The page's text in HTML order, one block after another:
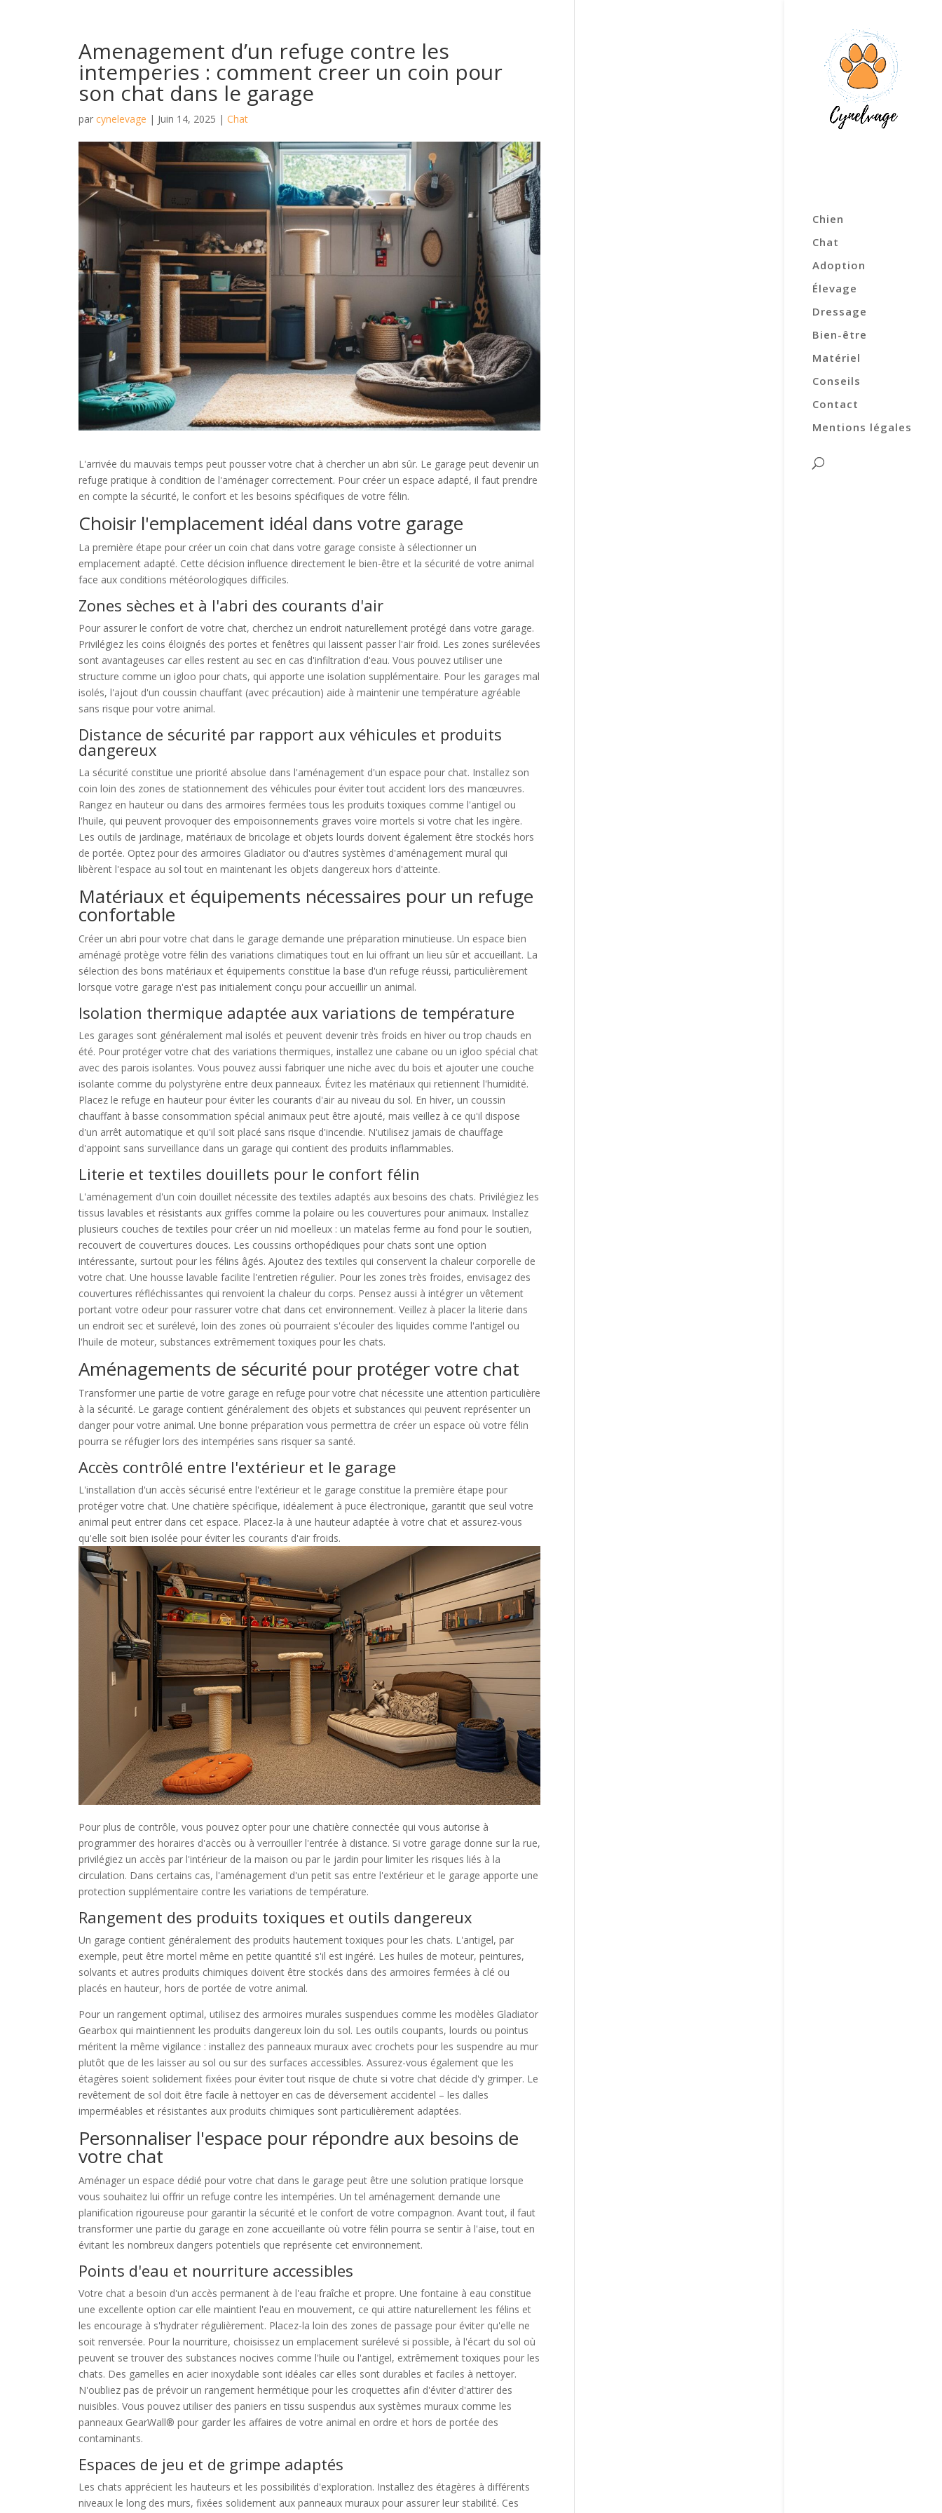
Chien
Chat
Adoption
Élevage
Dressage
Bien-être
Matériel
Conseils
Contact
Mentions légales
Amenagement d’un refuge contre les
intemperies : comment creer un coin pour
son chat dans le garage
par cynelevage | Juin 14, 2025 | Chat
L'arrivée du mauvais temps peut pousser votre chat à chercher un abri sûr. Le garage peut devenir un
refuge pratique à condition de l'aménager correctement. Pour créer un espace adapté, il faut prendre
en compte la sécurité, le confort et les besoins spécifiques de votre félin.
Choisir l'emplacement idéal dans votre garage
La première étape pour créer un coin chat dans votre garage consiste à sélectionner un
emplacement adapté. Cette décision influence directement le bien-être et la sécurité de votre animal
face aux conditions météorologiques difficiles.
Zones sèches et à l'abri des courants d'air
Pour assurer le confort de votre chat, cherchez un endroit naturellement protégé dans votre garage.
Privilégiez les coins éloignés des portes et fenêtres qui laissent passer l'air froid. Les zones surélevées
sont avantageuses car elles restent au sec en cas d'infiltration d'eau. Vous pouvez utiliser une
structure comme un igloo pour chats, qui apporte une isolation supplémentaire. Pour les garages mal
isolés, l'ajout d'un coussin chauffant (avec précaution) aide à maintenir une température agréable
sans risque pour votre animal.
Distance de sécurité par rapport aux véhicules et produits
dangereux
La sécurité constitue une priorité absolue dans l'aménagement d'un espace pour chat. Installez son
coin loin des zones de stationnement des véhicules pour éviter tout accident lors des manœuvres.
Rangez en hauteur ou dans des armoires fermées tous les produits toxiques comme l'antigel ou
l'huile, qui peuvent provoquer des empoisonnements graves voire mortels si votre chat les ingère.
Les outils de jardinage, matériaux de bricolage et objets lourds doivent également être stockés hors
de portée. Optez pour des armoires Gladiator ou d'autres systèmes d'aménagement mural qui
libèrent l'espace au sol tout en maintenant les objets dangereux hors d'atteinte.
Matériaux et équipements nécessaires pour un refuge
confortable
Créer un abri pour votre chat dans le garage demande une préparation minutieuse. Un espace bien
aménagé protège votre félin des variations climatiques tout en lui offrant un lieu sûr et accueillant. La
sélection des bons matériaux et équipements constitue la base d'un refuge réussi, particulièrement
lorsque votre garage n'est pas initialement conçu pour accueillir un animal.
Isolation thermique adaptée aux variations de température
Les garages sont généralement mal isolés et peuvent devenir très froids en hiver ou trop chauds en
été. Pour protéger votre chat des variations thermiques, installez une cabane ou un igloo spécial chat
avec des parois isolantes. Vous pouvez aussi fabriquer une niche avec du bois et ajouter une couche
isolante comme du polystyrène entre deux panneaux. Évitez les matériaux qui retiennent l'humidité.
Placez le refuge en hauteur pour éviter les courants d'air au niveau du sol. En hiver, un coussin
chauffant à basse consommation spécial animaux peut être ajouté, mais veillez à ce qu'il dispose
d'un arrêt automatique et qu'il soit placé sans risque d'incendie. N'utilisez jamais de chauffage
d'appoint sans surveillance dans un garage qui contient des produits inflammables.
Literie et textiles douillets pour le confort félin
L'aménagement d'un coin douillet nécessite des textiles adaptés aux besoins des chats. Privilégiez les
tissus lavables et résistants aux griffes comme la polaire ou les couvertures pour animaux. Installez
plusieurs couches de textiles pour créer un nid moelleux : un matelas ferme au fond pour le soutien,
recouvert de couvertures douces. Les coussins orthopédiques pour chats sont une option
intéressante, surtout pour les félins âgés. Ajoutez des textiles qui conservent la chaleur corporelle de
votre chat. Une housse lavable facilite l'entretien régulier. Pour les zones très froides, envisagez des
couvertures réfléchissantes qui renvoient la chaleur du corps. Pensez aussi à intégrer un vêtement
portant votre odeur pour rassurer votre chat dans cet environnement. Veillez à placer la literie dans
un endroit sec et surélevé, loin des zones où pourraient s'écouler des liquides comme l'antigel ou
l'huile de moteur, substances extrêmement toxiques pour les chats.
Aménagements de sécurité pour protéger votre chat
Transformer une partie de votre garage en refuge pour votre chat nécessite une attention particulière
à la sécurité. Le garage contient généralement des objets et substances qui peuvent représenter un
danger pour votre animal. Une bonne préparation vous permettra de créer un espace où votre félin
pourra se réfugier lors des intempéries sans risquer sa santé.
Accès contrôlé entre l'extérieur et le garage
L'installation d'un accès sécurisé entre l'extérieur et le garage constitue la première étape pour
protéger votre chat. Une chatière spécifique, idéalement à puce électronique, garantit que seul votre
animal peut entrer dans cet espace. Placez-la à une hauteur adaptée à votre chat et assurez-vous
qu'elle soit bien isolée pour éviter les courants d'air froids.
Pour plus de contrôle, vous pouvez opter pour une chatière connectée qui vous autorise à
programmer des horaires d'accès ou à verrouiller l'entrée à distance. Si votre garage donne sur la rue,
privilégiez un accès par l'intérieur de la maison ou par le jardin pour limiter les risques liés à la
circulation. Dans certains cas, l'aménagement d'un petit sas entre l'extérieur et le garage apporte une
protection supplémentaire contre les variations de température.
Rangement des produits toxiques et outils dangereux
Un garage contient généralement des produits hautement toxiques pour les chats. L'antigel, par
exemple, peut être mortel même en petite quantité s'il est ingéré. Les huiles de moteur, peintures,
solvants et autres produits chimiques doivent être stockés dans des armoires fermées à clé ou
placés en hauteur, hors de portée de votre animal.
Pour un rangement optimal, utilisez des armoires murales suspendues comme les modèles Gladiator
Gearbox qui maintiennent les produits dangereux loin du sol. Les outils coupants, lourds ou pointus
méritent la même vigilance : installez des panneaux muraux avec crochets pour les suspendre au mur
plutôt que de les laisser au sol ou sur des surfaces accessibles. Assurez-vous également que les
étagères soient solidement fixées pour éviter tout risque de chute si votre chat décide d'y grimper. Le
revêtement de sol doit être facile à nettoyer en cas de déversement accidentel – les dalles
imperméables et résistantes aux produits chimiques sont particulièrement adaptées.
Personnaliser l'espace pour répondre aux besoins de
votre chat
Aménager un espace dédié pour votre chat dans le garage peut être une solution pratique lorsque
vous souhaitez lui offrir un refuge contre les intempéries. Un tel aménagement demande une
planification rigoureuse pour garantir la sécurité et le confort de votre compagnon. Avant tout, il faut
transformer une partie du garage en zone accueillante où votre félin pourra se sentir à l'aise, tout en
évitant les nombreux dangers potentiels que représente cet environnement.
Points d'eau et nourriture accessibles
Votre chat a besoin d'un accès permanent à de l'eau fraîche et propre. Une fontaine à eau constitue
une excellente option car elle maintient l'eau en mouvement, ce qui attire naturellement les félins et
les encourage à s'hydrater régulièrement. Placez-la loin des zones de passage pour éviter qu'elle ne
soit renversée. Pour la nourriture, choisissez un emplacement surélevé si possible, à l'écart du sol où
peuvent se trouver des substances nocives comme l'huile ou l'antigel, extrêmement toxiques pour les
chats. Des gamelles en acier inoxydable sont idéales car elles sont durables et faciles à nettoyer.
N'oubliez pas de prévoir un rangement hermétique pour les croquettes afin d'éviter d'attirer des
nuisibles. Vous pouvez utiliser des paniers en tissu suspendus aux systèmes muraux comme les
panneaux GearWall® pour garder les affaires de votre animal en ordre et hors de portée des
contaminants.
Espaces de jeu et de grimpe adaptés
Les chats apprécient les hauteurs et les possibilités d'exploration. Installez des étagères à différents
niveaux le long des murs, fixées solidement aux panneaux muraux pour assurer leur stabilité. Ces